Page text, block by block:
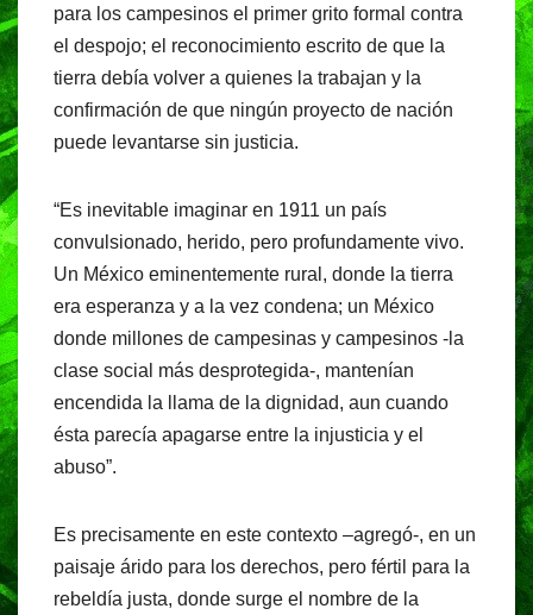
para los campesinos el primer grito formal contra
el despojo; el reconocimiento escrito de que la
tierra debía volver a quienes la trabajan y la
confirmación de que ningún proyecto de nación
puede levantarse sin justicia.
“Es inevitable imaginar en 1911 un país
convulsionado, herido, pero profundamente vivo.
Un México eminentemente rural, donde la tierra
era esperanza y a la vez condena; un México
donde millones de campesinas y campesinos -la
clase social más desprotegida-, mantenían
encendida la llama de la dignidad, aun cuando
ésta parecía apagarse entre la injusticia y el
abuso”.
Es precisamente en este contexto –agregó-, en un
paisaje árido para los derechos, pero fértil para la
rebeldía justa, donde surge el nombre de la